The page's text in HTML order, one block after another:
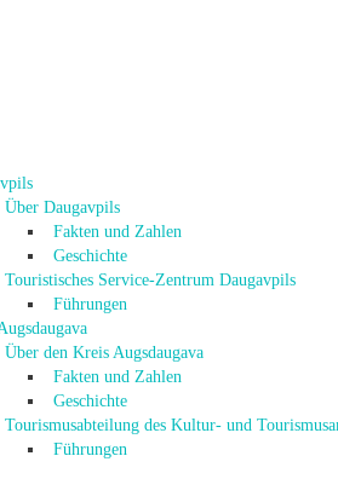
Über Daugavpils
Fakten und Zahlen
Geschichte
Touristisches Service-Zentrum Daugavpils
Führungen
Über den Kreis Augsdaugava
Fakten und Zahlen
Geschichte
Tourismusabteilung des Kultur- und
Führungen